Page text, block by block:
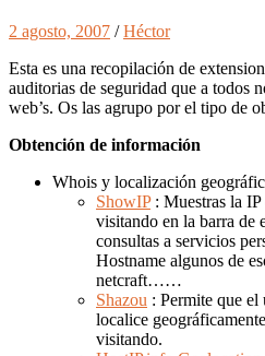
2 agosto, 2007 /Héctor
Esta es una recopilación de
auditorias de seguridad que a todos
web’s. Os las agrupo por el tipo de
Obtención de información
Whois y localización
ShowIP: Muestras la IP
visitando en la barra de
consultas a servicios
Hostname algunos de
netcraft……
Shazou : Permite que
localice
visitando.